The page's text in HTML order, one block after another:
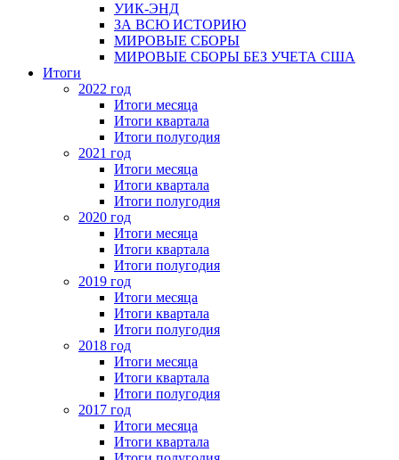
УИК-ЭНД
ЗА ВСЮ ИСТОРИЮ
МИРОВЫЕ СБОРЫ
МИРОВЫЕ СБОРЫ БЕЗ УЧЕТА США
Итоги
2022 год
Итоги месяца
Итоги квартала
Итоги полугодия
2021 год
Итоги месяца
Итоги квартала
Итоги полугодия
2020 год
Итоги месяца
Итоги квартала
Итоги полугодия
2019 год
Итоги месяца
Итоги квартала
Итоги полугодия
2018 год
Итоги месяца
Итоги квартала
Итоги полугодия
2017 год
Итоги месяца
Итоги квартала